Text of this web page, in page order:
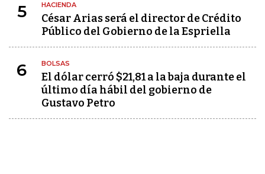
5 HACIENDA
César Arias será el director de Crédito
Público del Gobierno de la Espriella
6 BOLSAS
El dólar cerró $21,81 a la baja durante el
último día hábil del gobierno de
Gustavo Petro